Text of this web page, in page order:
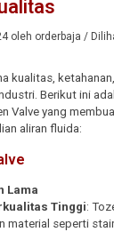
oleh orderbaja /
kualitas,
Berikut ini
Valve yang
aliran fluida:
Lama
Tinggi:
material seperti